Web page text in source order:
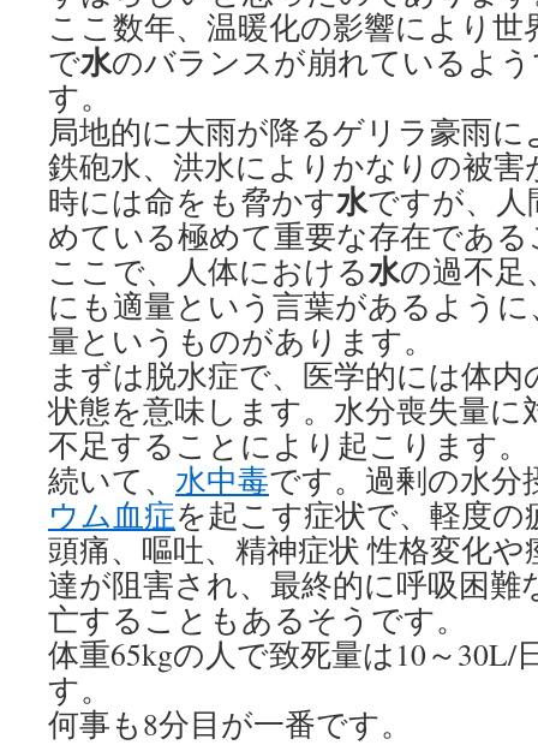
ここ数年、温暖化の影響により世
で水のバランスが崩れているよ
す。
局地的に大雨が降るゲリラ豪雨に
鉄砲水、洪水によりかなりの被
時には命をも脅かす水ですが、人
めている極めて重要な存在であ
ここで、人体における水の過不足
にも適量という言葉があるように
量というものがあります。
まずは脱水症で、医学的には体
状態を意味します。水分喪失量に
不足することにより起こります。
続いて、 水中毒です。過剰の水分
ウム血症を起こす症状で、軽度
頭痛、嘔吐、精神症状 性格変化
達が阻害され、最終的に呼吸困
亡することもあるそうです。
体重65kgの人で致死量は10～30L/
す。
何事も8分目が一番です。